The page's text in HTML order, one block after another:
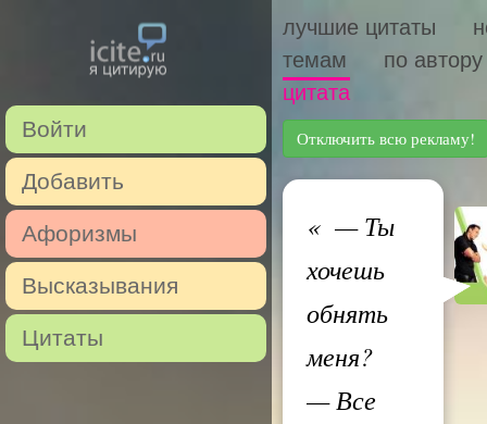
Войти
Добавить
Афоризмы
Высказывания
Цитаты
лучшие цитаты
темам
по автору
цитата
Отключить всю рекламу!
«— Ты
хочешь
обнять
меня?
— Все